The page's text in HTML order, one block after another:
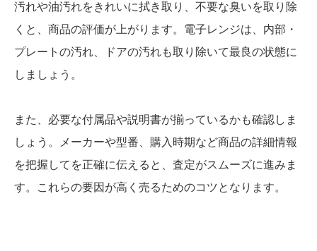
汚れや油汚れをきれいに拭き取り、不要な臭いを取り除
くと、商品の評価が上がります。電子レンジは、内部・
プレートの汚れ、ドアの汚れも取り除いて最良の状態に
しましょう。
また、必要な付属品や説明書が揃っているかも確認しま
しょう。メーカーや型番、購入時期など商品の詳細情報
を把握してを正確に伝えると、査定がスムーズに進みま
す。これらの要因が高く売るためのコツとなります。